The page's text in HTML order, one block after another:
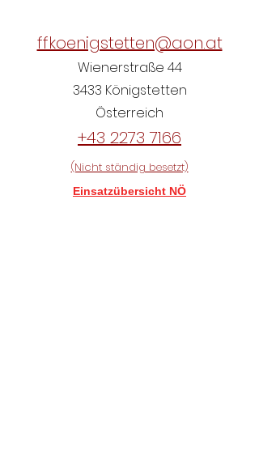
ffkoenigstetten@aon.at
Wienerstraße 44
3433 Königstetten
Österreich
+43 2273 7166
(Nicht ständig besetzt)
Einsatzübersicht NÖ